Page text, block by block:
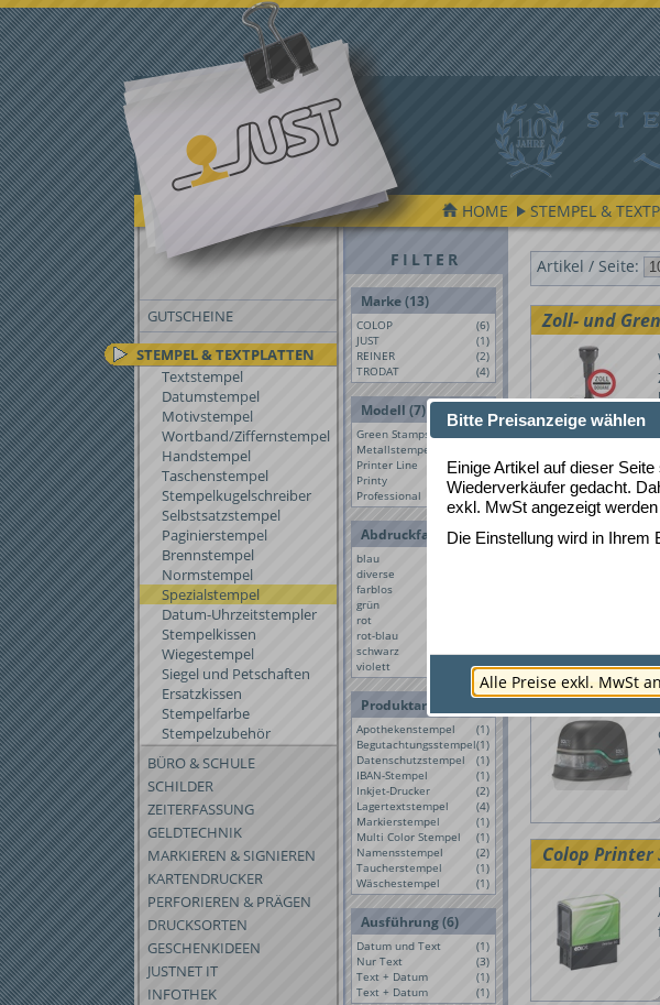
HOME STEMPEL &
GUTSCHEINE
STEMPEL & TEXTPLATTEN
Textstempel
Datumstempel
Motivstempel
Wortband/Ziffernstempel
Handstempel
Taschenstempel
Stempelkugelschreiber
Selbstsatzstempel
Paginierstempel
Brennstempel
Normstempel
Spezialstempel
Datum-Uhrzeitstempler
Stempelkissen
Wiegestempel
Siegel und Petschaften
Ersatzkissen
Stempelfarbe
Stempelzubehör
BÜRO & SCHULE
SCHILDER
ZEITERFASSUNG
GELDTECHNIK
MARKIEREN & SIGNIEREN
KARTENDRUCKER
PERFORIEREN & PRÄGEN
DRUCKSORTEN
GESCHENKIDEEN
JUSTNET IT
INFOTHEK
FILTER
Marke (13)
COLOP
(6)
JUST
(1)
REINER
(2)
TRODAT
(4)
Modell (7)
Green Stamps
Metallstempel
Printer Line
(2)
Printy
(2)
Professional
(1)
Abdruckfarbe (32)
blau
diverse
farblos
grün
rot
rot-blau
schwarz
(8)
violett
(4)
Produktart (16)
Apothekenstempel
(1)
Begutachtungsstempel(1)
Datenschutzstempel
(1)
IBAN-Stempel
(1)
Inkjet-Drucker
(2)
Lagertextstempel
(4)
Markierstempel
(1)
Multi Color Stempel
(1)
Namensstempel
(2)
Taucherstempel
(1)
Wäschestempel
(1)
Ausführung (6)
Datum und Text
(1)
Nur Text
(3)
Text + Datum
(1)
Text + Datum
(1)
Artikel / Seite:
Zoll- und
Tütle
COLOP e-
Colop Printer
Bitte Preisanzeige wählen
Einige Artikel auf dieser
Wiederverkäufer gedacht.
exkl. MwSt angezeigt
Die Einstellung wird in Ihrem
Alle Preise exkl. MwSt